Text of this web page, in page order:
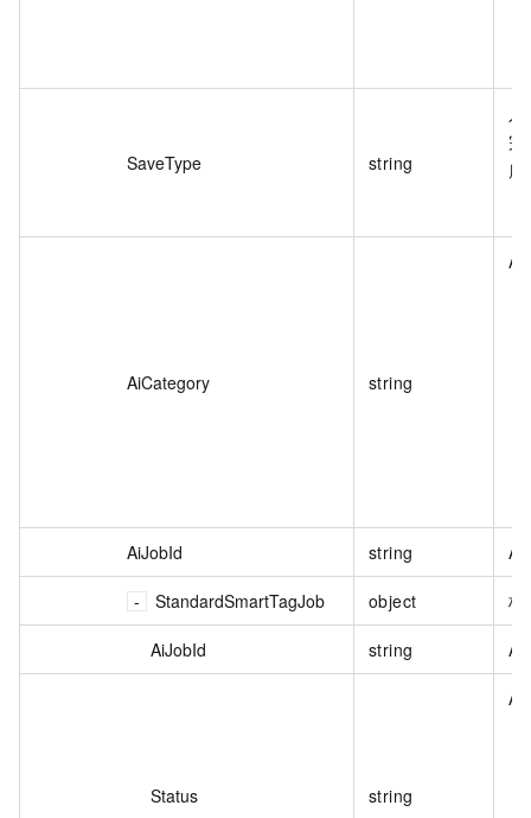
SaveType string
完
AiCategory string
AI
AiJobId string AI
StandardSmartTagJob object 标
AiJobId string AI
Status string
AI